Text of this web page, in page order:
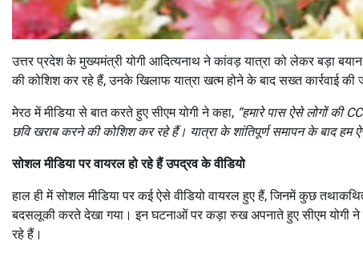
उत्तर प्रदेश के मुख्यमंत्री योगी आदित्यनाथ ने कांवड़ यात्रा को लेकर बड़ा
की कोशिश कर रहे हैं, उनके खिलाफ यात्रा खत्म होने के बाद सख्त कार्रवाई की
मेरठ में मीडिया से बात करते हुए सीएम योगी ने कहा, “हमारे पास ऐसे लोगों की
छवि खराब करने की कोशिश कर रहे हैं। यात्रा के शांतिपूर्ण समापन के बाद हम
सोशल मीडिया पर वायरल हो रहे हैं उपद्रव के वीडियो
हाल ही में सोशल मीडिया पर कई ऐसे वीडियो वायरल हुए हैं, जिनमें कुछ
बदसलूकी करते देखा गया। इन घटनाओं पर कड़ा रुख अपनाते हुए सीएम योगी
रहे हैं।